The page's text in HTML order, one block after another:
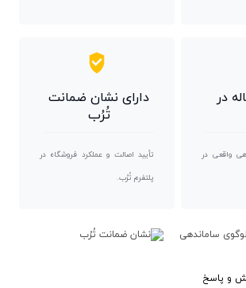
۱۶ ساله در
واقعی در
دارای نشان ضمانت
تُرُب
تأیید اصالت و عملکرد فروشگاه در
پلتفرم تُرُب.
و پاسخ